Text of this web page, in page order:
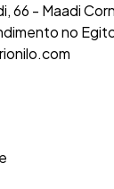
66 - Maadi
no